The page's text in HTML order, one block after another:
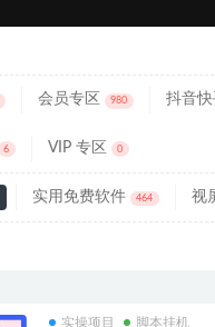
会员专区 980 抖音快
6 VIP 专区 0
实用免费软件 464 视
实操项目 脚本挂机